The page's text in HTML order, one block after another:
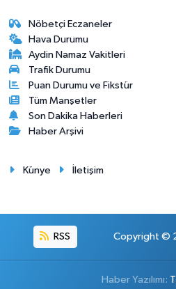
Nöbetçi Eczaneler
Hava Durumu
Aydin Namaz Vakitleri
Trafik Durumu
Puan Durumu ve Fikstür
Tüm Manşetler
Son Dakika Haberleri
Haber Arşivi
Künye İletişim
RSS Copyright ©
Haber Yazılımı: